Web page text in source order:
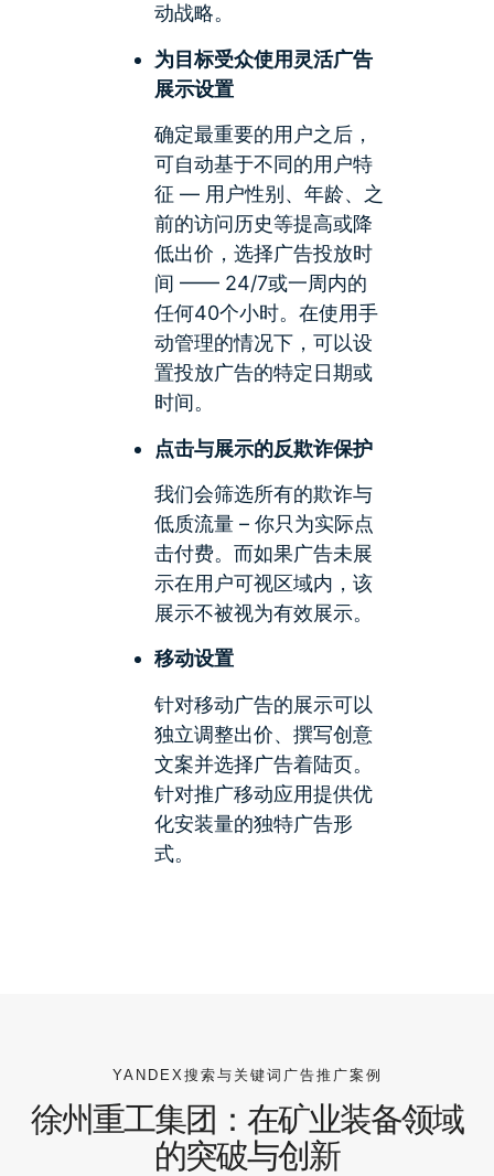
动战略。
为目标受众使用灵活广告
展示设置
确定最重要的用户之后，
可自动基于不同的用户特
征 — 用户性别、年龄、之
前的访问历史等提高或降
低出价，选择广告投放时
间 —— 24/7或一周内的
任何40个小时。在使用手
动管理的情况下，可以设
置投放广告的特定日期或
时间。
点击与展示的反欺诈保护
我们会筛选所有的欺诈与
低质流量 – 你只为实际点
击付费。而如果广告未展
示在用户可视区域内，该
展示不被视为有效展示。
移动设置
针对移动广告的展示可以
独立调整出价、撰写创意
文案并选择广告着陆页。
针对推广移动应用提供优
化安装量的独特广告形
式。
YANDEX搜索与关键词广告推广案例
徐州重工集团：在矿业装备领域
的突破与创新